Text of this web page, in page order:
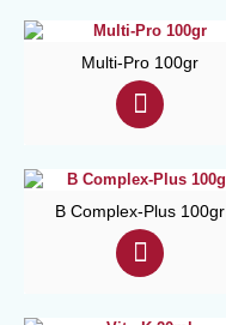
Μulti-Pro 100gr
B Complex-Plus 100gr